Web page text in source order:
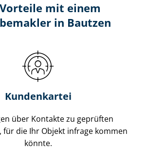
mit einem
in Bautzen
Kundenkartei
über Kontakte zu geprüften
für die Ihr Objekt infrage kommen
könnte.